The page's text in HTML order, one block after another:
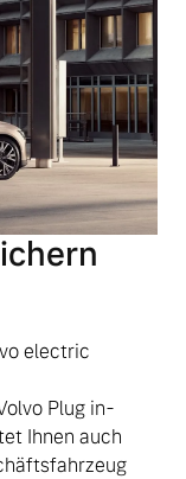
electric
Plug in-
Ihnen auch